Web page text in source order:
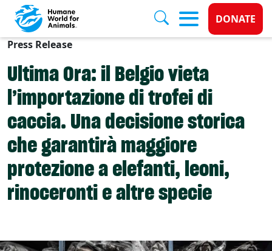
Skip to main content
Donate
DONATE
Press Release
Ultima Ora: il Belgio vieta
l’importazione di trofei di
caccia. Una decisione storica
che garantirà maggiore
protezione a elefanti, leoni,
rinoceronti e altre specie